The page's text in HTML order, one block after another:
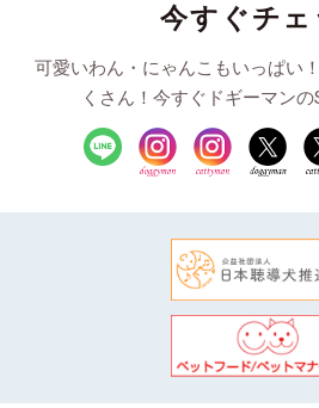
今すぐチェ
可愛いわん・にゃんこもいっぱい
くさん！今すぐドギーマンの